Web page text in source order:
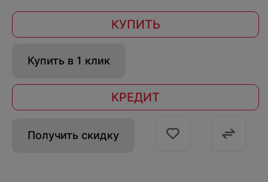
КУПИТЬ
Купить в 1 клик
КРЕДИТ
Получить скидку